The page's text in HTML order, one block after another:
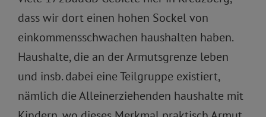
dass wir dort einen hohen Sockel von
einkommensschwachen haushalten haben.
Haushalte, die an der Armutsgrenze leben
und insb. dabei eine Teilgruppe existiert,
nämlich die Alleinerziehenden haushalte mit